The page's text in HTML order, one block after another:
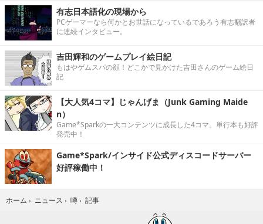
有志日本語化の現場から
PCゲーマーなら何かとお世話になっているであろう有志翻訳者
に連続インタビュー。
吉田輝和のゲームプレイ絵日記
もはやゲムスパの顔！どこかで見かけた吉田さんのゲーム絵日
記
【大人気4コマ】じゃんげま（Junk Gaming Maide
n）
Game*Sparkの一大コンテンツに成長した4コマ。単行本も好評
発売中！
Game*Spark/インサイド公式ディスコードサーバー
好評稼働中！
ホーム › ニュース › 噂 › 記事